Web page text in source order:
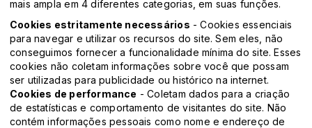
mais ampla em 4 diferentes categorias, em suas funções.
Cookies estritamente necessários - Cookies essenciais
para navegar e utilizar os recursos do site. Sem eles, não
conseguimos fornecer a funcionalidade mínima do site. Esses
cookies não coletam informações sobre você que possam
ser utilizadas para publicidade ou histórico na internet.
Cookies de performance - Coletam dados para a criação
de estatísticas e comportamento de visitantes do site. Não
contém informações pessoais como nome e endereço de